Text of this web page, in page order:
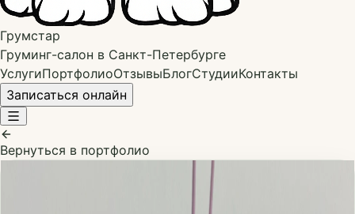
Грумстар
Груминг-салон в Санкт-Петербурге
УслугиПортфолиоОтзывыБлогСтудииКонтакты
Записаться онлайн
Вернуться в портфолио